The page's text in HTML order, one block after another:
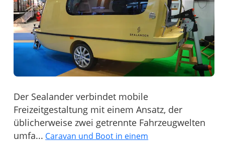
Der Sealander verbindet mobile
Freizeitgestaltung mit einem Ansatz, der
üblicherweise zwei getrennte Fahrzeugwelten
umfa... Caravan und Boot in einem